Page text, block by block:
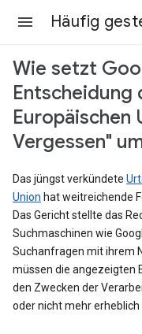
Wie setzt
Europäischen
Vergessen"
Das jüngst verkündete
Union hat weitreichende
Das Gericht stellte das
Suchmaschinen wie
Suchanfragen mit ihrem
müssen die angezeigten
den Zwecken der
oder nicht mehr erheblich